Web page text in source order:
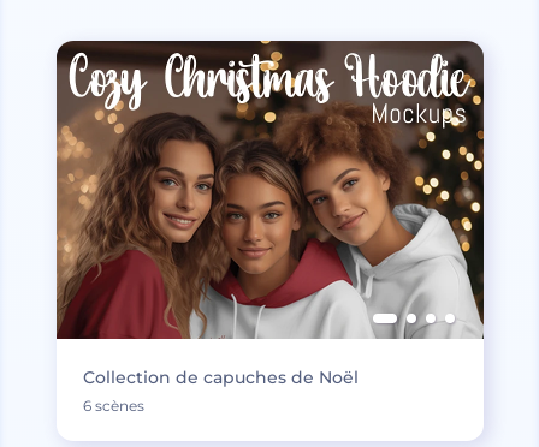
Collection de capuches de Noël
6 scènes